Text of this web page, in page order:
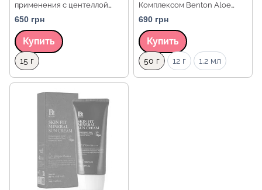
применения с центеллой
азиатской Benton Goodbye
Redness Centella Spot Cream,
15 г
650 грн
Купить
Объем
15 г
Комплексом Benton Aloe
Hyaluron Cream, 50 г
690 грн
Купить
Объем
50 г 12 г 1.2 мл